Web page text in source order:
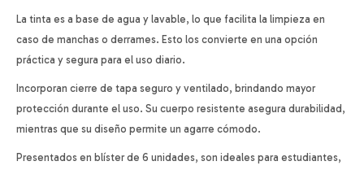
La tinta es a base de agua y lavable, lo que facilita la limpieza en
caso de manchas o derrames. Esto los convierte en una opción
práctica y segura para el uso diario.
Incorporan cierre de tapa seguro y ventilado, brindando mayor
protección durante el uso. Su cuerpo resistente asegura durabilidad,
mientras que su diseño permite un agarre cómodo.
Presentados en blíster de 6 unidades, son ideales para estudiantes,